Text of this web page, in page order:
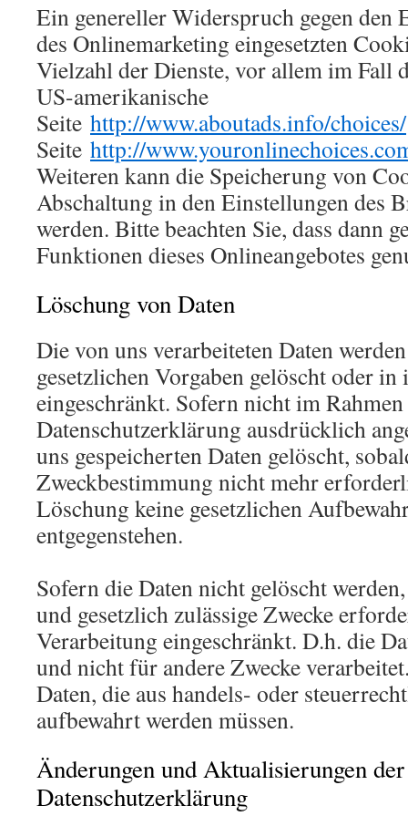
Ein genereller Widerspruch gegen den
des Onlinemarketing eingesetzten
Vielzahl der Dienste, vor allem im Fall
US-amerikanische
Seite http://www.aboutads.info/choices/
Seite http://
Weiteren kann die Speicherung von
Abschaltung in den Einstellungen des
werden. Bitte beachten Sie, dass dann
Funktionen dieses Onlineangebotes
Löschung von Daten
Die von uns verarbeiteten Daten
gesetzlichen Vorgaben gelöscht oder
eingeschränkt. Sofern nicht im
Datenschutzerklärung ausdrücklich
uns gespeicherten Daten gelöscht,
Zweckbestimmung nicht mehr
Löschung keine gesetzlichen
entgegenstehen.
Sofern die Daten nicht gelöscht
und gesetzlich zulässige Zwecke
Verarbeitung eingeschränkt. D.h. die
und nicht für andere Zwecke
Daten, die aus handels- oder
aufbewahrt werden müssen.
Änderungen und Aktualisierungen der
Datenschutzerklärung